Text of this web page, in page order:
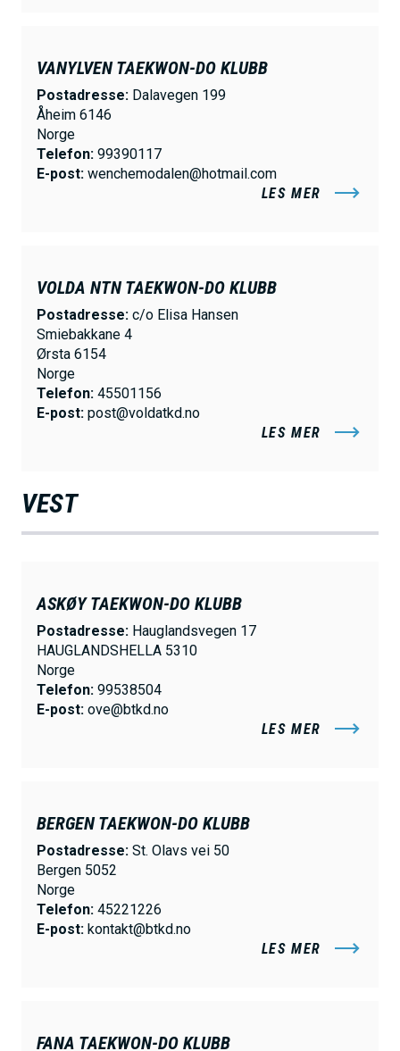
VANYLVEN TAEKWON-DO KLUBB
Postadresse: Dalavegen 199
Åheim 6146
Norge
Telefon: 99390117
E-post: wenchemodalen@hotmail.com
LES MER
VOLDA NTN TAEKWON-DO KLUBB
Postadresse: c/o Elisa Hansen
Smiebakkane 4
Ørsta 6154
Norge
Telefon: 45501156
E-post: post@voldatkd.no
LES MER
VEST
ASKØY TAEKWON-DO KLUBB
Postadresse: Hauglandsvegen 17
HAUGLANDSHELLA 5310
Norge
Telefon: 99538504
E-post: ove@btkd.no
LES MER
BERGEN TAEKWON-DO KLUBB
Postadresse: St. Olavs vei 50
Bergen 5052
Norge
Telefon: 45221226
E-post: kontakt@btkd.no
LES MER
FANA TAEKWON-DO KLUBB